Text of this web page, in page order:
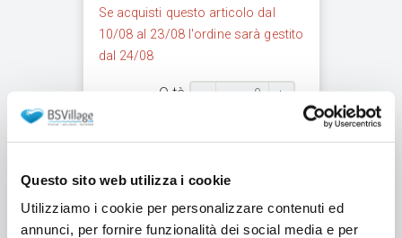
Questo sito web utilizza i cookie
Utilizziamo i cookie per personalizzare contenuti ed
annunci, per fornire funzionalità dei social media e per
Se acquisti questo articolo dal
10/08 al 23/08 l'ordine sarà gestito
dal 24/08
Q.tà +